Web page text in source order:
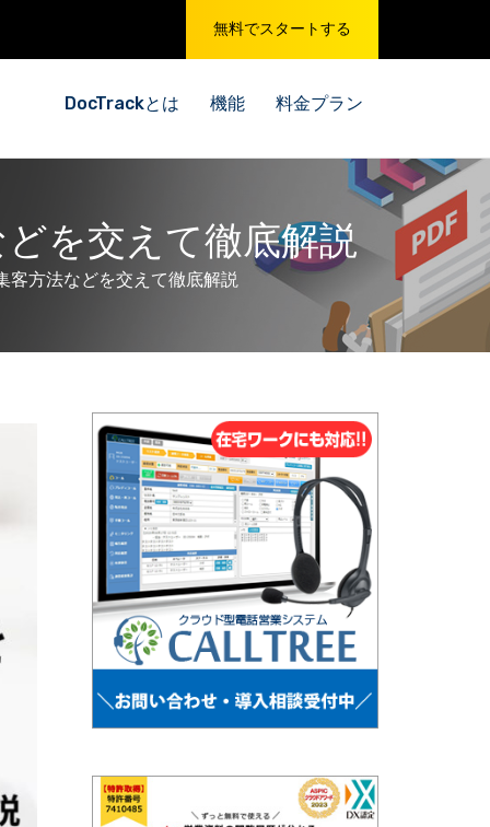
無料でスタートする
DocTrackとは 機能 料金プラン
を交えて徹底解説
客方法などを交えて徹底解説